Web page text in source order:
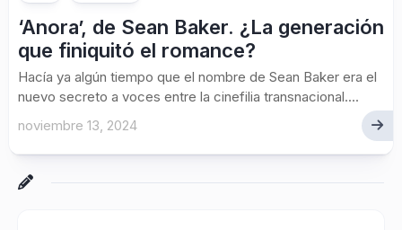
‘Anora’, de Sean Baker. ¿La generación
que finiquitó el romance?
Hacía ya algún tiempo que el nombre de Sean Baker era el
nuevo secreto a voces entre la cinefilia transnacional....
noviembre 13, 2024